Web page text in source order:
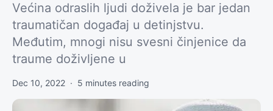
Većina odraslih ljudi doživela je bar jedan
traumatičan događaj u detinjstvu.
Međutim, mnogi nisu svesni činjenice da
traume doživljene u
Dec 10, 2022 · 5 minutes reading